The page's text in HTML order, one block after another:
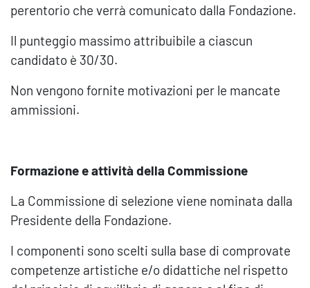
perentorio che verrà comunicato dalla Fondazione.
Il punteggio massimo attribuibile a ciascun
candidato è 30/30.
Non vengono fornite motivazioni per le mancate
ammissioni.
Formazione e attività della Commissione
La Commissione di selezione viene nominata dalla
Presidente della Fondazione.
I componenti sono scelti sulla base di comprovate
competenze artistiche e/o didattiche nel rispetto